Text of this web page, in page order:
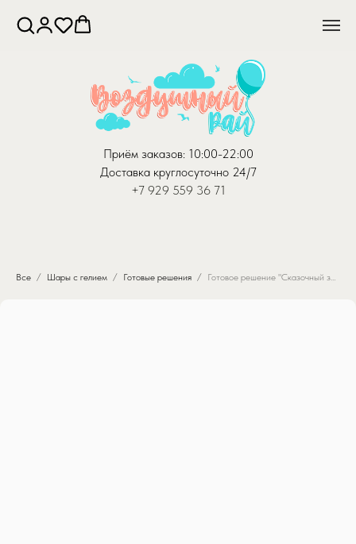
Приём заказов: 10:00-22:00
Доставка круглосуточно 24/7
+7 929 559 36 71
Все Шары с гелием Готовые решения Готовое решение "Сказочный заколдованный лес"